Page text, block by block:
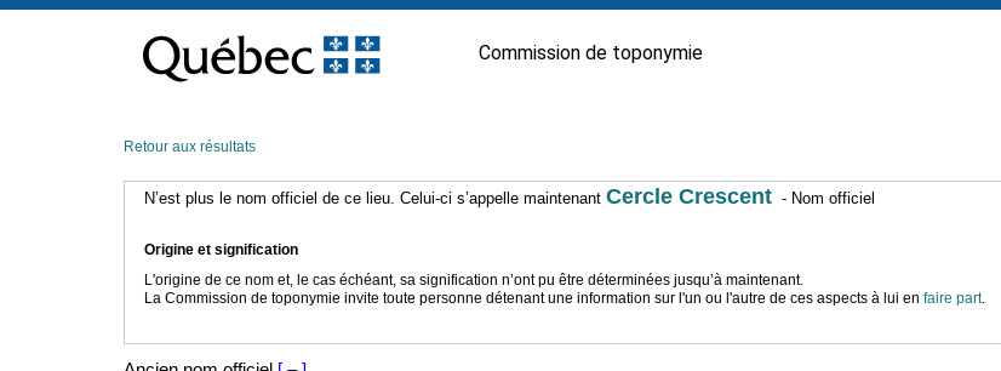
contenu
Commission de toponymie
Retour aux résultats
N’est plus le nom officiel de ce lieu. Celui-ci s’appelle maintenant Cercle Crescent - Nom officiel
Origine et signification
L'origine de ce nom et, le cas échéant, sa signification n’ont pu être déterminées jusqu’à maintenant.
La Commission de toponymie invite toute personne détenant une information sur l'un ou l'autre de ces aspects à lui en faire part.